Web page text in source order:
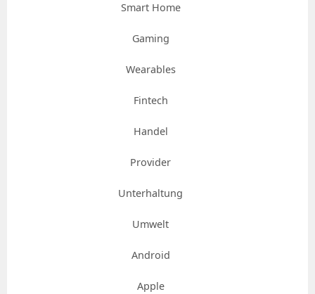
Smart Home
Gaming
Wearables
Fintech
Handel
Provider
Unterhaltung
Umwelt
Android
Apple